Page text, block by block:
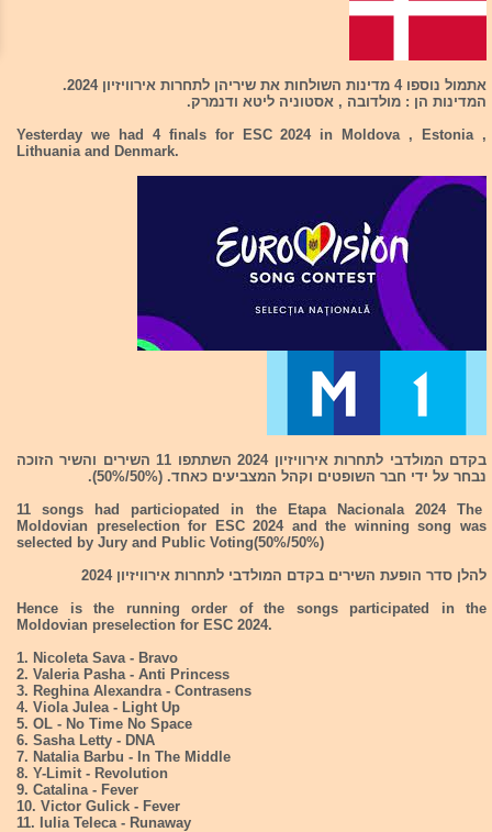
אתמול נוספו 4 מדינות השולחות את שיריהן לתחרות אירוויזיון 2024.
המדינות הן : מולדובה , אסטוניה ליטא ודנמרק.
Yesterday we had 4 finals for ESC 2024 in Moldova , Estonia ,
Lithuania and Denmark.
בקדם המולדבי לתחרות אירוויזיון 2024 השתתפו 11 השירים והשיר הזוכה
נבחר על ידי חבר השופטים וקהל המצביעים כאחד. (50%/50%).
11 songs had particiopated in the Etapa Nacionala 2024 The
Moldovian preselection for ESC 2024 and the winning song was
selected by Jury and Public Voting(50%/50%)
להלן סדר הופעת השירים בקדם המולדבי לתחרות אירוויזיון 2024
Hence is the running order of the songs participated in the
Moldovian preselection for ESC 2024.
1. Nicoleta Sava - Bravo
2. Valeria Pasha - Anti Princess
3. Reghina Alexandra - Contrasens
4. Viola Julea - Light Up
5. OL - No Time No Space
6. Sasha Letty - DNA
7. Natalia Barbu - In The Middle
8. Y-Limit - Revolution
9. Catalina - Fever
10. Victor Gulick - Fever
11. Iulia Teleca - Runaway